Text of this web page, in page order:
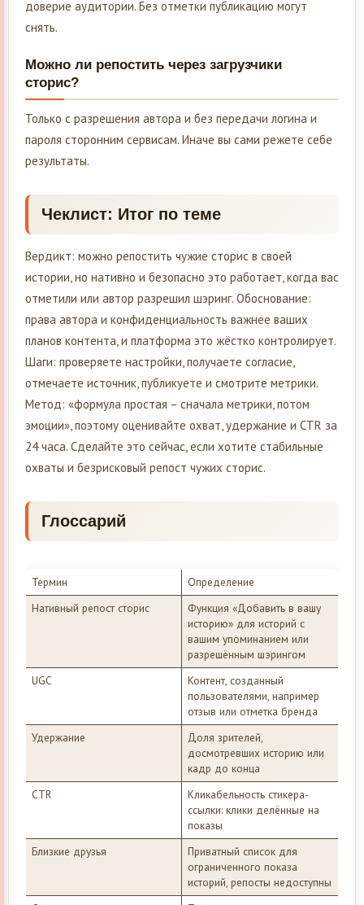
доверие аудитории. Без отметки публикацию могут
снять.
Можно ли репостить через загрузчики
сторис?
Только с разрешения автора и без передачи логина и
пароля сторонним сервисам. Иначе вы сами режете себе
результаты.
Чеклист: Итог по теме
Вердикт: можно репостить чужие сторис в своей
истории, но нативно и безопасно это работает, когда вас
отметили или автор разрешил шэринг. Обоснование:
права автора и конфиденциальность важнее ваших
планов контента, и платформа это жёстко контролирует.
Шаги: проверяете настройки, получаете согласие,
отмечаете источник, публикуете и смотрите метрики.
Метод: «формула простая – сначала метрики, потом
эмоции», поэтому оценивайте охват, удержание и CTR за
24 часа. Сделайте это сейчас, если хотите стабильные
охваты и безрисковый репост чужих сторис.
Глоссарий
Термин
Определение
Нативный репост сторис
Функция «Добавить в вашу
историю» для историй с
вашим упоминанием или
разрешённым шэрингом
UGC
Контент, созданный
пользователями, например
отзыв или отметка бренда
Удержание
Доля зрителей,
досмотревших историю или
кадр до конца
CTR
Кликабельность стикера-
ссылки: клики делённые на
показы
Близкие друзья
Приватный список для
ограниченного показа
историй, репосты недоступны